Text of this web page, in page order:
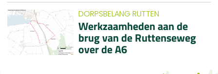
DORPSBELANG RUTTEN
Werkzaamheden aan de
brug van de Ruttenseweg
over de A6